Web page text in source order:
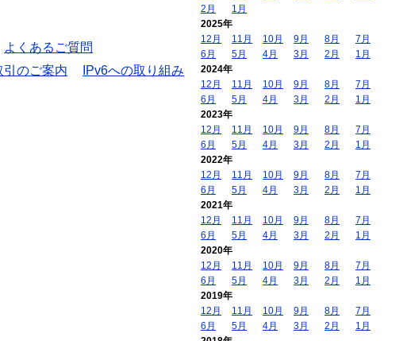
よくあるご質問
引のご案内
IPv6への取り組み
2月
1月
2025年
12月
11月 10月 9月 8月
7月
6月
5月 4月 3月 2月
1月
2024年
12月
11月 10月 9月 8月
7月
6月
5月 4月 3月 2月
1月
2023年
12月
11月 10月 9月 8月
7月
6月
5月 4月 3月 2月
1月
2022年
12月
11月 10月 9月 8月
7月
6月
5月 4月 3月 2月
1月
2021年
12月
11月 10月 9月 8月
7月
6月
5月 4月 3月 2月
1月
2020年
12月
11月 10月 9月 8月
7月
6月
5月 4月 3月 2月
1月
2019年
12月
11月 10月 9月 8月
7月
6月
5月 4月 3月 2月
1月